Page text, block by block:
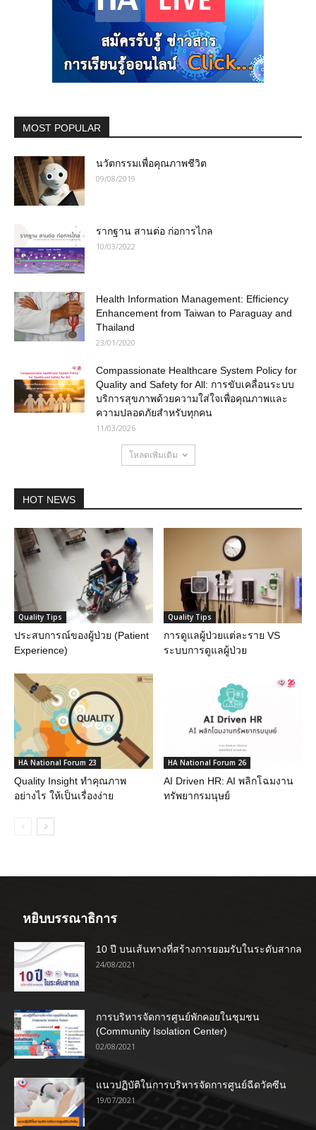
MOST POPULAR
นวัตกรรมเพื่อคุณภาพชีวิต
09/08/2019
รากฐาน สานต่อ ก่อการไกล
10/03/2022
Health Information Management: Efficiency
Enhancement from Taiwan to Paraguay and
Thailand
23/01/2020
Compassionate Healthcare System Policy for
Quality and Safety for All: การขับเคลื่อนระบบ
บริการสุขภาพด้วยความใส่ใจเพื่อคุณภาพและ
ความปลอดภัยสำหรับทุกคน
11/03/2026
โหลดเพิ่มเติม
HOT NEWS
Quality Tips
ประสบการณ์ของผู้ป่วย (Patient
Experience)
Quality Tips
การดูแลผู้ป่วยแต่ละราย VS
ระบบการดูแลผู้ป่วย
HA National Forum 23
Quality Insight ทำคุณภาพ
อย่างไร ให้เป็นเรื่องง่าย
HA National Forum 26
AI Driven HR: AI พลิกโฉมงาน
ทรัพยากรมนุษย์
หยิบบรรณาธิการ
10 ปี บนเส้นทางที่สร้างการยอมรับในระดับสากล
24/08/2021
การบริหารจัดการศูนย์พักคอยในชุมชน
(Community Isolation Center)
02/08/2021
แนวปฏิบัติในการบริหารจัดการศูนย์ฉีดวัคซีน
19/07/2021